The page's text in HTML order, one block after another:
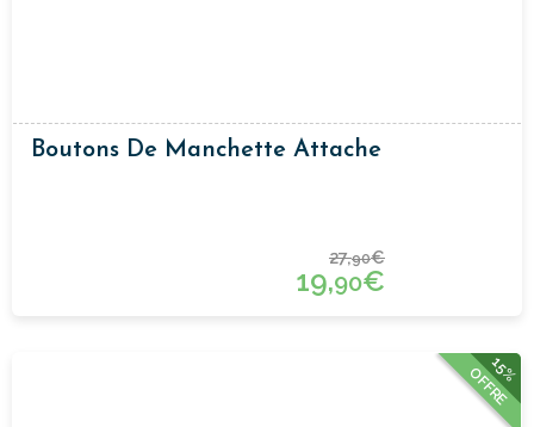
Boutons De Manchette Attache
27,90€
19,90€
15%
OFFRE